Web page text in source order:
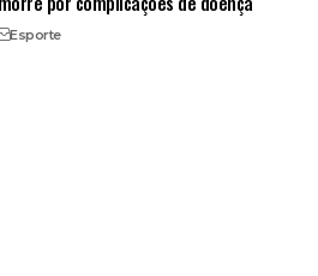
Esporte